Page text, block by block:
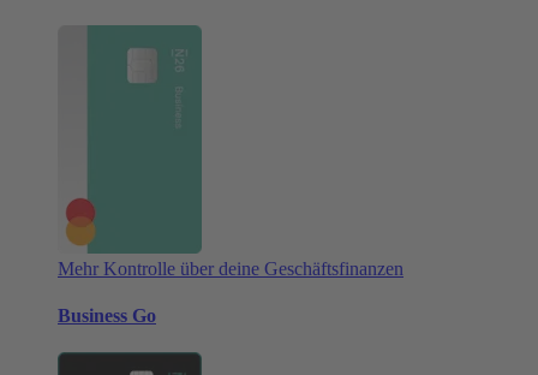
Mehr Kontrolle über deine Geschäftsfinanzen
Business Go